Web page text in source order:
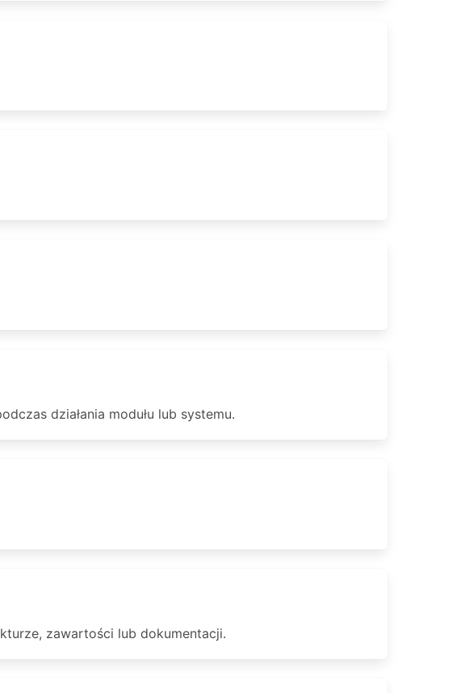
działania modułu lub systemu.
zawartości lub dokumentacji.